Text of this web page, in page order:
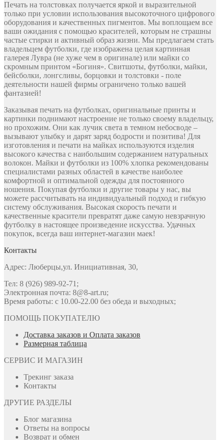
Печать на толстовках получается яркой и выразительной
только при условии использования высокоточного цифрового
оборудования и качественных пигментов. Мы воплощаем все
ваши ожидания с помощью красителей, которым не страшны
частые стирки и активный образ жизни. Мы предлагаем стать
владельцем футболки, где изображена целая картинная
галерея Лувра (не хуже чем в оригинале) или майки со
скромным принтом «Богиня». Свитшоты, футболки, майки,
бейсболки, лонгсливы, борцовки и толстовки - поле
деятельности нашей фирмы ограничено только вашей
фантазией!
Заказывая печать на футболках, оригинальные принты и
картинки поднимают настроение не только своему владельцу,
но прохожим. Они как лучик света в темном небосводе –
вызывают улыбку и дарят заряд бодрости и позитива! Для
изготовления и печати на майках используются изделия
высокого качества с наибольшим содержанием натуральных
волокон. Майки и футболки из 100% хлопка рекомендованы
специалистами разных областей в качестве наиболее
комфортной и оптимальной одежды для постоянного
ношения. Покупая футболки и другие товары у нас, вы
можете рассчитывать на индивидуальный подход и гибкую
систему обслуживания. Высокая скорость печати и
качественные красители превратят даже самую невзрачную
футболку в настоящее произведение искусства. Удачных
покупок, всегда ваш интернет-магазин маек!
Контакты
Адрес: Люберцы,ул. Инициативная, 30,
Тел: 8 (926) 989-92-71;
Электронная почта: 8@8-art.ru;
Время работы: с 10.00-22.00 без обеда и выходных;
ПОМОЩЬ ПОКУПАТЕЛЮ
Доставка заказов и Оплата заказов
Размерная таблица
СЕРВИС И МАГАЗИН
Трекинг заказа
Контакты
ДРУГИЕ РАЗДЕЛЫ
Блог магазина
Ответы на вопросы
Возврат и обмен